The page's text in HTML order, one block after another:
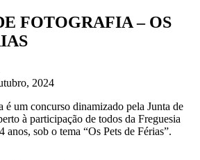
FOTOGRAFIA – OS
2024
é um concurso dinamizado pela Junta de
à participação de todos da Freguesia
anos, sob o tema “Os Pets de Férias”.